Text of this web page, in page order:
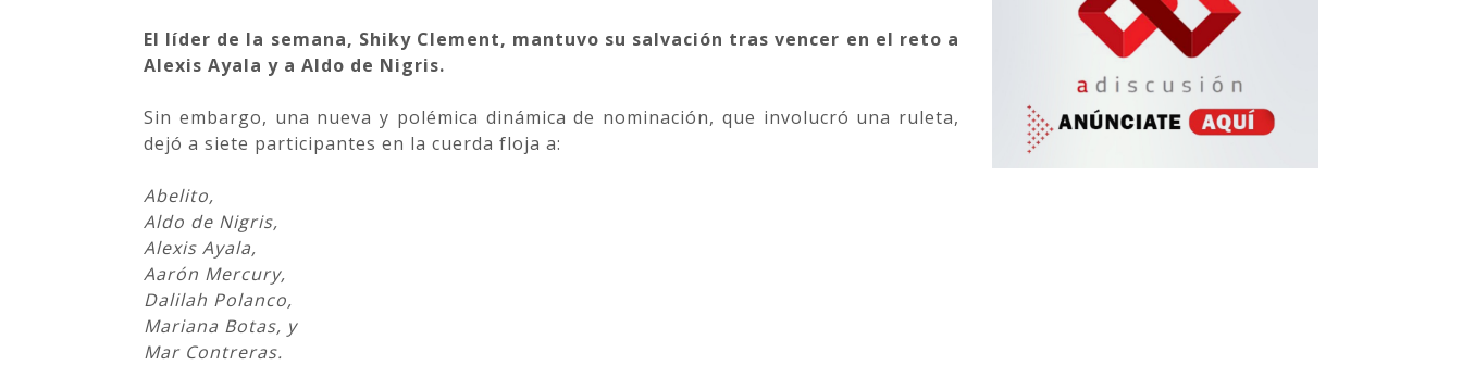
El líder de la semana, Shiky Clement, mantuvo su salvación tras vencer en el reto a
Alexis Ayala y a Aldo de Nigris.
Sin embargo, una nueva y polémica dinámica de nominación, que involucró una ruleta,
dejó a siete participantes en la cuerda floja a:
Abelito,
Aldo de Nigris,
Alexis Ayala,
Aarón Mercury,
Dalilah Polanco,
Mariana Botas, y
Mar Contreras.